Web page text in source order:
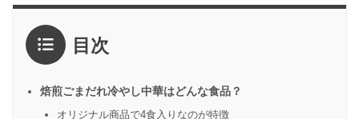
目次
焙煎ごまだれ冷やし中華はどんな食品？
オリジナル商品で4食入りなのが特徴